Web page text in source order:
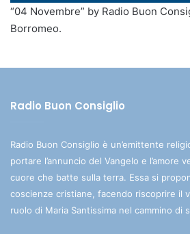
“04 Novembre” by Radio Buon
Borromeo.
Radio Buon Consiglio
Radio Buon Consiglio è un’emittente
portare l’annuncio del Vangelo e l’amore
cuore che batte sulla terra. Essa si
coscienze cristiane, facendo riscoprire il
ruolo di Maria Santissima nel cammino di